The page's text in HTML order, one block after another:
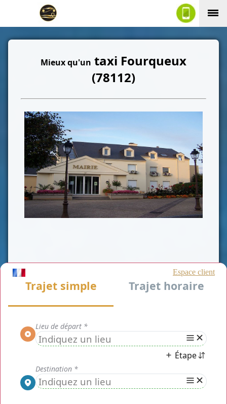
Mieux qu'un taxi Fourqueux
(78112)
Service de chauffeur privé taxi Fourqueux
Chauffeur privé Paris
personnes rapide et efficace tout en maîtrisant votre
budget. Notre prestation est une alternative aux taxis
département des Yvelines. Nous
taxi Fourqueux (78112)
Nous pourrons, entre autre, réaliser vos transferts
aéroports et Gares, visite touristique, voyage d'affaire ou
déplacement privé, dans un cadre unique, confortable et